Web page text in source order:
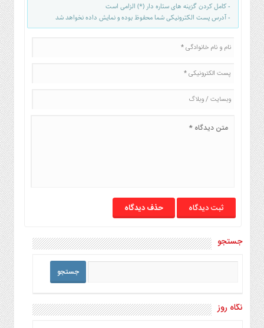
روز
گوناگون
- کامل کردن گزینه های ستاره دار (*) الزامی است
- آدرس پست الکترونیکی شما محفوظ بوده و نمایش داده نخواهد شد
حذف دیدگاه
جستجو
نگاه روز